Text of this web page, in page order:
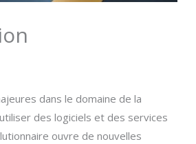
dans le domaine de la
des logiciels et des services
ouvre de nouvelles